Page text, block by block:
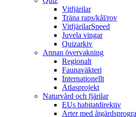
Vitfjärilar
Träna raps/kål/rov
VitfjärilarSpeed
Juvela vingar
Quizarkiv
Annan övervakning
Regionalt
Faunaväkteri
Internationellt
Atlasprojekt
Naturvård och fjärilar
EUs habitatdirektiv
Arter med